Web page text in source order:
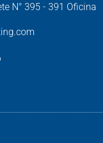
N° 395 - 391 Oficina